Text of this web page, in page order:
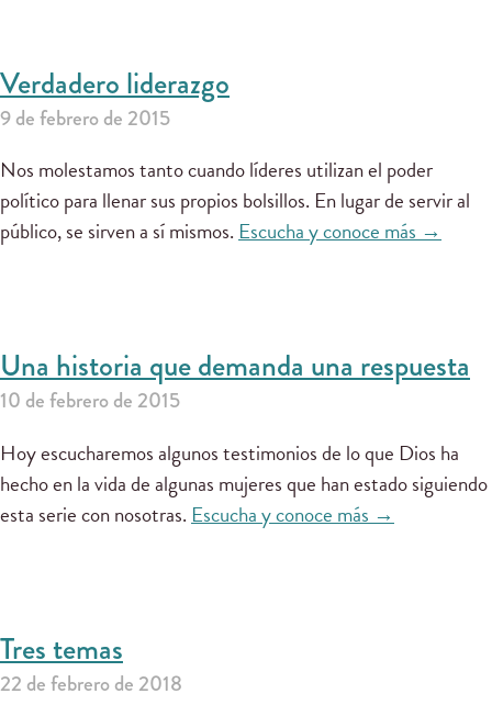
Verdadero liderazgo
9 de febrero de 2015
Nos molestamos tanto cuando líderes utilizan el poder
político para llenar sus propios bolsillos. En lugar de servir al
público, se sirven a sí mismos.Escucha y conoce más →
Una historia que demanda una respuesta
10 de febrero de 2015
Hoy escucharemos algunos testimonios de lo que Dios ha
hecho en la vida de algunas mujeres que han estado siguiendo
esta serie con nosotras. Escucha y conoce más →
Tres temas
22 de febrero de 2018